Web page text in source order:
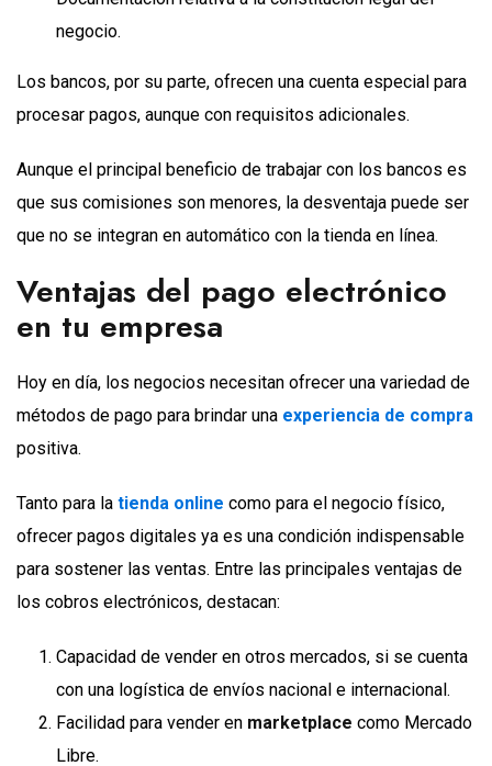
negocio.
Los bancos, por su parte, ofrecen una cuenta especial para
procesar pagos, aunque con requisitos adicionales.
Aunque el principal beneficio de trabajar con los bancos es
que sus comisiones son menores, la desventaja puede ser
que no se integran en automático con la tienda en línea.
Ventajas del pago electrónico
en tu empresa
Hoy en día, los negocios necesitan ofrecer una variedad de
métodos de pago para brindar una experiencia de compra
positiva.
Tanto para la tienda online como para el negocio físico,
ofrecer pagos digitales ya es una condición indispensable
para sostener las ventas. Entre las principales ventajas de
los cobros electrónicos, destacan:
Capacidad de vender en otros mercados, si se cuenta
con una logística de envíos nacional e internacional.
Facilidad para vender en marketplace como Mercado
Libre.